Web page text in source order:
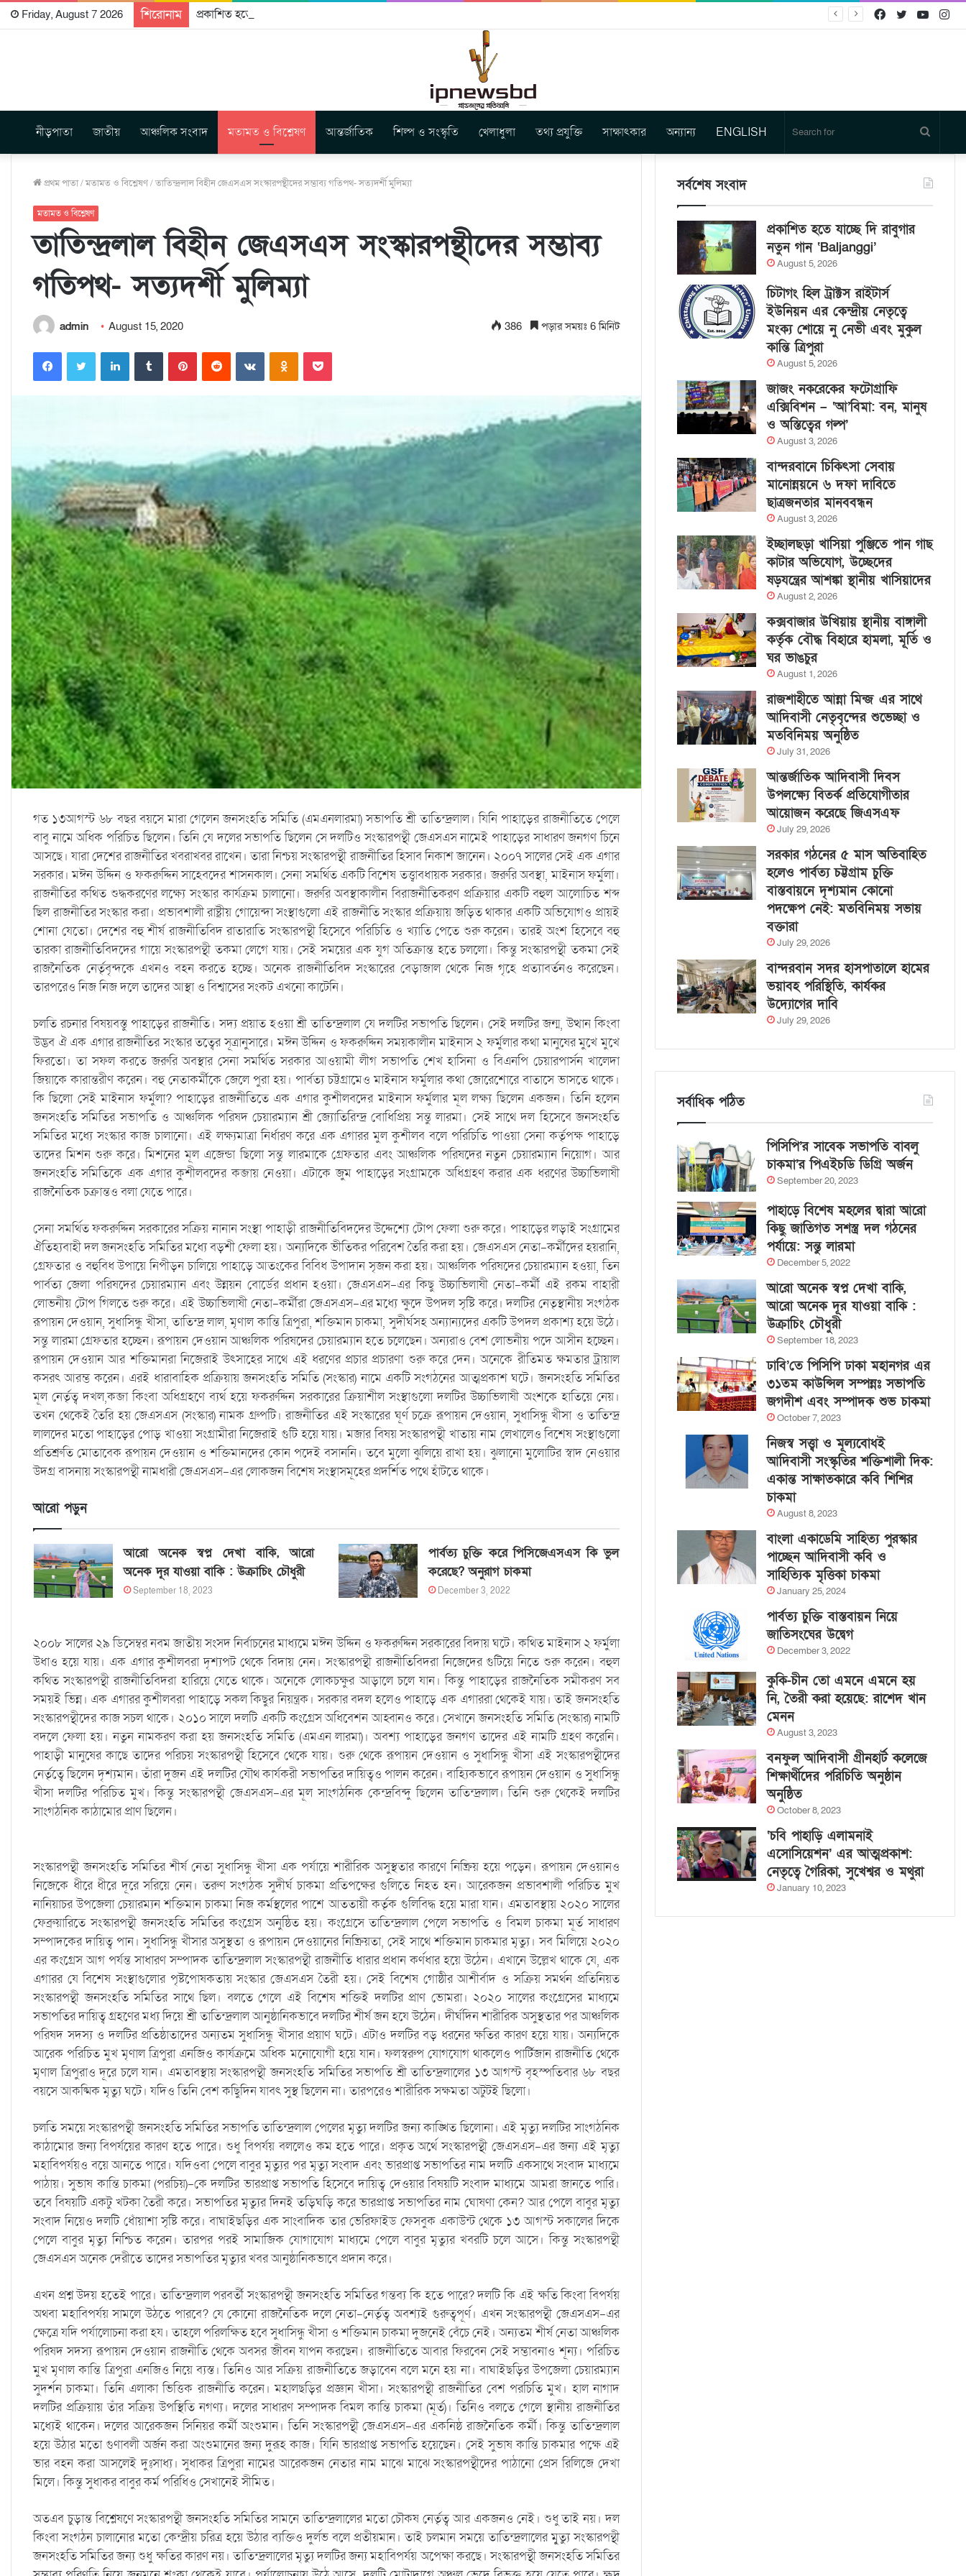
Friday, August 7 2026 শিরোনাম প্রকাশিত হতে যাচ্ছে দি রাবুগার নতুন গান ‘Baljanggi’ Twitter
Facebook
নীড়পাতা জাতীয় আঞ্চলিক সংবাদ মতামত ও বিশ্লেষণ আন্তর্জাতিক শিল্প ও সংস্কৃতি খেলাধুলা তথ্য প্রযুক্তি সাক্ষাৎকার অন্যান্য ENGLISH
for
প্রথম পাতা/মতামত ও বিশ্লেষণ/তাতিন্দ্রলাল বিহীন জেএসএস সংস্কারপন্থীদের সম্ভাব্য গতিপথ- সত্যদর্শী মুলিম্যা
মতামত ও বিশ্লেষণ
তাতিন্দ্রলাল বিহীন জেএসএস সংস্কারপন্থীদের সম্ভাব্য
গতিপথ- সত্যদর্শী মুলিম্যা
admin August 15, 2020 386 পড়ার সময়ঃ 6 মিনিট
গত ১৩আগস্ট ৬৮ বছর বয়সে মারা গেলেন জনসংহতি সমিতি (এমএনলারমা) সভাপতি শ্রী তাতিন্দ্রলাল। যিনি পাহাড়ের রাজনীতিতে পেলে
বাবু নামে অধিক পরিচিত ছিলেন। তিনি যে দলের সভাপতি ছিলেন সে দলটিও সংস্কারপন্থী জেএসএস নামেই পাহাড়ের সাধারণ জনগণ চিনে
আসছে। যারা দেশের রাজনীতির খবরাখবর রাখেন। তারা নিশ্চয় সংস্কারপন্থী রাজনীতির হিসাব নিকাশ জানেন। ২০০৭ সালের সেই এক এগার
সরকার। মঈন উদ্দিন ও ফকরুদ্দিন সাহেবদের শাসনকাল। সেনা সমর্থিত একটি বিশেষ তত্ত্বাবধায়ক সরকার। জরুরি অবস্থা, মাইনাস ফর্মুলা।
রাজনীতির কথিত শুদ্ধকরণের লক্ষ্যে সংস্কার কার্যক্রম চালানো। জরুরি অবস্থাকালীন বিরাজনীতিকরণ প্রক্রিয়ার একটি বহুল আলোচিত শব্দ
ছিল রাজনীতির সংস্কার করা। প্রভাবশালী রাষ্ট্রীয় গোয়েন্দা সংস্থাগুলো এই রাজনীতি সংস্কার প্রক্রিয়ায় জড়িত থাকার একটি অভিযোগও প্রায়ই
শোনা যেতো। দেশের বহু শীর্ষ রাজনীতিবিদ রাতারাতি সংস্কারপন্থী হিসেবে পরিচিতি ও খ্যাতি পেতে শুরু করেন। তারই অংশ হিসেবে বহু
তারকা রাজনীতিবিদদের গায়ে সংস্কারপন্থী তকমা লেগে যায়। সেই সময়ের এক যুগ অতিক্রান্ত হতে চললো। কিন্তু সংস্কারপন্থী তকমা সেই
রাজনৈতিক নের্তৃবৃন্দকে এখনও বহন করতে হচ্ছে। অনেক রাজনীতিবিদ সংস্কারের বেড়াজাল থেকে নিজ গৃহে প্রত্যাবর্তনও করেছেন।
তারপরেও নিজ নিজ দলে তাদের আস্থা ও বিশ্বাসের সংকট এখনো কাটেনি।
চলতি রচনার বিষয়বস্তু পাহাড়ের রাজনীতি। সদ্য প্রয়াত হওয়া শ্রী তাতিন্দ্রলাল যে দলটির সভাপতি ছিলেন। সেই দলটির জন্ম, উত্থান কিংবা
উদ্ভব ঐ এক এগার রাজনীতির সংস্কার তত্বের সূত্রানুসারে। মঈন উদ্দিন ও ফকরুদ্দিন সময়কালীন মাইনাস ২ ফর্মুলার কথা মানুষের মুখে মুখে
ফিরতো। তা সফল করতে জরুরি অবস্থার সেনা সমর্থিত সরকার আওয়ামী লীগ সভাপতি শেখ হাসিনা ও বিএনপি চেয়ারপার্সন খালেদা
জিয়াকে কারান্তরীণ করেন। বহু নেতাকর্মীকে জেলে পুরা হয়। পার্বত্য চট্টগ্রামেও মাইনাস ফর্মুলার কথা জোরেশোরে বাতাসে ভাসতে থাকে।
কি ছিলো সেই মাইনাস ফর্মুলা? পাহাড়ের রাজনীতিতে এক এগার কুশীলবদের মাইনাস ফর্মুলার মূল লক্ষ্য ছিলেন একজন। তিনি হলেন
জনসংহতি সমিতির সভাপতি ও আঞ্চলিক পরিষদ চেয়ারম্যান শ্রী জ্যোতিরিন্দ্র বোধিপ্রিয় সন্তু লারমা। সেই সাথে দল হিসেবে জনসংহতি
সমিতির মধ্যে সংস্কার কাজ চালানো। এই লক্ষ্যমাত্রা নির্ধারণ করে এক এগারর মুল কুশীলব বলে পরিচিতি পাওয়া সেনা কর্তৃপক্ষ পাহাড়ে
তাদের মিশন শুরু করে। মিশনের মূল এজেন্ডা ছিলো সন্তু লারমাকে গ্রেফতার এবং আঞ্চলিক পরিষদের নতুন চেয়ারম্যান নিয়োগ। আর
জনসংহতি সমিতিকে এক এগার কুশীলবদের কব্জায় নেওয়া। এটাকে জুম পাহাড়ের সংগ্রামকে অধিগ্রহণ করার এক ধরণের উচ্চাভিলাষী
রাজনৈতিক চক্রান্তও বলা যেতে পারে।
সেনা সমর্থিত ফকরুদ্দিন সরকারের সক্রিয় নানান সংস্থা পাহাড়ী রাজনীতিবিদদের উদ্দেশ্যে টোপ ফেলা শুরু করে। পাহাড়ের লড়াই সংগ্রামের
ঐতিহ্যবাহী দল জনসংহতি সমিতির মধ্যে বড়শী ফেলা হয়। অন্যদিকে ভীতিকর পরিবেশ তৈরি করা হয়। জেএসএস নেতা-কর্মীদের হয়রানি,
গ্রেফতার ও বহুবিধ উপায়ে নিপীড়ন চালিয়ে পাহাড়ে আতংকের বিবিধ উপাদান সৃজন করা হয়। আঞ্চলিক পরিষদের চেয়ারম্যান হওয়া, তিন
পার্বত্য জেলা পরিষদের চেয়ারম্যান এবং উন্নয়ন বোর্ডের প্রধান হওয়া। জেএসএস-এর কিছু উচ্চাভিলাষী নেতা-কর্মী এই রকম বাহারী
লোভনীয় টোপ গিলতে শুরু করে। এই উচ্চাভিলাষী নেতা-কর্মীরা জেএসএস-এর মধ্যে ক্ষুদে উপদল সৃষ্টি করে। দলটির নেতৃস্থানীয় সংগঠক
রূপায়ন দেওয়ান, সুধাসিন্ধু খীসা, তাতিন্দ্র লাল, মৃণাল কান্তি ত্রিপুরা, শক্তিমান চাকমা, সুদীর্ঘসহ অন্যান্যদের একটি উপদল প্রকাশ্য হয়ে উঠে।
সন্তু লারমা গ্রেফতার হচ্ছেন। রূপায়ন দেওয়ান আঞ্চলিক পরিষদের চেয়ারম্যান হতে চলেছেন। অন্যরাও বেশ লোভনীয় পদে আসীন হচ্ছেন।
রূপায়ন দেওয়ান আর শক্তিমানরা নিজেরাই উৎসাহের সাথে এই ধরণের প্রচার প্রচারণা শুরু করে দেন। অনেকে রীতিমত ক্ষমতার ট্রায়াল
কসরৎ আরম্ভ করেন। এরই ধারাবাহিক প্রক্রিয়ায় জনসংহতি সমিতি (সংস্কার) নামে একটি সংগঠনের আত্মপ্রকাশ ঘটে। জনসংহতি সমিতির
মূল নের্তৃত্ব দখল,কব্জা কিংবা অধিগ্রহণে ব্যর্থ হয়ে ফকরুদ্দিন সরকারের ক্রিয়াশীল সংস্থাগুলো দলটির উচ্চাভিলাষী অংশকে হাতিয়ে নেয়।
তখন থেকেই তৈরি হয় জেএসএস (সংস্কার) নামক গ্রুপটি। রাজনীতির এই সংস্কারের ঘূর্ণ চক্রে রূপায়ন দেওয়ান, সুধাসিন্ধু খীসা ও তাতিন্দ্র
লালদের মতো পাহাড়ের পোড় খাওয়া সংগ্রামীরা নিজেরাই গুটি হয়ে যায়। মজার বিষয় সংস্কারপন্থী খাতায় নাম লেখালেও বিশেষ সংস্থাগুলো
প্রতিশ্রুতি মোতাবেক রূপায়ন দেওয়ান ও শক্তিমানদের কোন পদেই বসাননি। তবে মুলো ঝুলিয়ে রাখা হয়। ঝুলানো মুলোটির স্বাদ নেওয়ার
উদগ্র বাসনায় সংস্কারপন্থী নামধারী জেএসএস-এর লোকজন বিশেষ সংস্থাসমূহের প্রদর্শিত পথে হাঁটতে থাকে।
আরো পড়ুন
আরো অনেক স্বপ্ন দেখা বাকি, আরো
অনেক দূর যাওয়া বাকি : উক্রাচিং চৌধুরী
September 18, 2023
পার্বত্য চুক্তি করে পিসিজেএসএস কি ভুল
করেছে? অনুরাগ চাকমা
December 3, 2022
২০০৮ সালের ২৯ ডিসেম্বর নবম জাতীয় সংসদ নির্বাচনের মাধ্যমে মঈন উদ্দিন ও ফকরুদ্দিন সরকারের বিদায় ঘটে। কথিত মাইনাস ২ ফর্মুলা
উধাও হয়ে যায়। এক এগার কুশীলবরা দৃশ্যপট থেকে বিদায় নেন। সংস্কারপন্থী রাজনীতিবিদরা নিজেদের গুটিয়ে নিতে শুরু করেন। বহুল
কথিত সংস্কারপন্থী রাজনীতিবিদরা হারিয়ে যেতে থাকে। অনেকে লোকচক্ষুর আড়ালে চলে যান। কিন্তু পাহাড়ের রাজনৈতিক সমীকরণ সব
সময়ই ভিন্ন। এক এগারর কুশীলবরা পাহাড়ে সকল কিছুর নিয়ন্ত্রক। সরকার বদল হলেও পাহাড়ে এক এগাররা থেকেই যায়। তাই জনসংহতি
সংস্কারপন্থীদের কাজ সচল থাকে। ২০১০ সালে দলটি একটি কংগ্রেস অধিবেশন আহ্বানও করে। সেখানে জনসংহতি সমিতি (সংস্কার) নামটি
বদলে ফেলা হয়। নতুন নামকরণ করা হয় জনসংহতি সমিতি (এমএন লারমা)। অবশ্য পাহাড়ের জনগণ তাদের এই নামটি গ্রহণ করেনি।
পাহাড়ী মানুষের কাছে তাদের পরিচয় সংস্কারপন্থী হিসেবে থেকে যায়। শুরু থেকে রূপায়ন দেওয়ান ও সুধাসিন্ধু খীসা এই সংস্কারপন্থীদের
নের্তৃত্বে ছিলেন দৃশ্যমান। তাঁরা দুজন এই দলটির যৌথ কার্যকরী সভাপতির দায়িত্বও পালন করেন। বাহ্যিকভাবে রূপায়ন দেওয়ান ও সুধাসিন্ধু
খীসা দলটির পরিচিত মুখ। কিন্তু সংস্কারপন্থী জেএসএস-এর মূল সাংগঠনিক কেন্দ্রবিন্দু ছিলেন তাতিন্দ্রলাল। তিনি শুরু থেকেই দলটির
সাংগঠনিক কাঠামোর প্রাণ ছিলেন।
সংস্কারপন্থী জনসংহতি সমিতির শীর্ষ নেতা সুধাসিন্ধু খীসা এক পর্যায়ে শারীরিক অসুস্থতার কারণে নিষ্ক্রিয় হয়ে পড়েন। রূপায়ন দেওয়ানও
নিজেকে ধীরে ধীরে দূরে সরিয়ে নেন। তরুণ সংগঠক সুদীর্ঘ চাকমা প্রতিপক্ষের গুলিতে নিহত হন। আরেকজন প্রভাবশালী পরিচিত মুখ
নানিয়াচর উপজেলা চেয়ারম্যন শক্তিমান চাকমা নিজ কর্মস্থলের পাশে আততায়ী কর্তৃক গুলিবিদ্ধ হয়ে মারা যান। এমতাবস্থায় ২০২০ সালের
ফেব্রুয়ারিতে সংস্কারপন্থী জনসংহতি সমিতির কংগ্রেস অনুষ্ঠিত হয়। কংগ্রেসে তাতিন্দ্রলাল পেলে সভাপতি ও বিমল চাকমা মূর্ত সাধারণ
সম্পাদকের দায়িত্ব পান। সুধাসিন্ধু খীসার অসুস্থতা ও রূপায়ন দেওয়ানের নিষ্ক্রিয়তা, সেই সাথে শক্তিমান চাকমার মৃত্যু। সব মিলিয়ে ২০২০
এর কংগ্রেস আগ পর্যন্ত সাধারণ সম্পাদক তাতিন্দ্রলাল সংস্কারপন্থী রাজনীতি ধারার প্রধান কর্ণধার হয়ে উঠেন। এখানে উল্লেখ থাকে যে, এক
এগারর যে বিশেষ সংস্থাগুলোর পৃষ্টপোষকতায় সংস্কার জেএসএস তৈরী হয়। সেই বিশেষ গোষ্ঠীর আশীর্বাদ ও সক্রিয় সমর্থন প্রতিনিয়ত
সংস্কারপন্থী জনসংহতি সমিতির সাথে ছিল। বলতে গেলে এই বিশেষ শক্তিই দলটির প্রাণ ভোমরা। ২০২০ সালের কংগ্রেসের মাধ্যমে
সভাপতির দায়িত্ব গ্রহণের মধ্য দিয়ে শ্রী তাতিন্দ্রলাল আনুষ্ঠানিকভাবে দলটির শীর্ষ জন হযে উঠেন। দীর্ঘদিন শারীরিক অসুস্থতার পর আঞ্চলিক
পরিষদ সদস্য ও দলটির প্রতিষ্ঠাতাদের অন্যতম সুধাসিন্ধু খীসার প্রয়াণ ঘটে। এটাও দলটির বড় ধরনের ক্ষতির কারণ হয়ে যায়। অন্যদিকে
আরেক পরিচিত মুখ মৃণাল ত্রিপুরা এনজিও কার্যক্রমে অধিক মনোযোগী হয়ে যান। ফলস্বরুপ যোগযোগ থাকলেও পার্টিজান রাজনীতি থেকে
মৃণাল ত্রিপুরাও দূরে চলে যান। এমতাবস্থায় সংস্কারপন্থী জনসংহতি সমিতির সভাপতি শ্রী তাতিন্দ্রলালের ১৩ আগস্ট বৃহস্পতিবার ৬৮ বছর
বয়সে আকষ্মিক মৃত্যু ঘটে। যদিও তিনি বেশ কছিুদিন যাবৎ সুস্থ ছিলেন না। তারপরেও শারীরিক সক্ষমতা অটুটই ছিলো।
চলতি সময়ে সংস্কারপন্থী জনসংহতি সমিতির সভাপতি তাতিন্দ্রলাল পেলের মৃত্যু দলটির জন্য কাঙ্খিত ছিলোনা। এই মৃত্যু দলটির সাংগঠনিক
কাঠামোর জন্য বিপর্যয়ের কারণ হতে পারে। শুধু বিপর্যয় বললেও কম হতে পারে। প্রকৃত অর্থে সংস্কারপন্থী জেএসএস-এর জন্য এই মৃত্যু
মহাবিপর্যয়ও বয়ে আনতে পারে। যদিওবা পেলে বাবুর মৃত্যুর পর মৃত্যু সংবাদ এবং ভারপ্রাপ্ত সভাপতির নাম দলটি একসাথে সংবাদ মাধ্যমে
পাঠায়। সুভাষ কান্তি চাকমা (পরচিয়)-কে দলটির ভারপ্রাপ্ত সভাপতি হিসেবে দায়িত্ব দেওয়ার বিষয়টি সংবাদ মাধ্যমে আমরা জানতে পারি।
তবে বিষয়টি একটু খটকা তৈরী করে। সভাপতির মৃত্যুর দিনই তড়িঘড়ি করে ভারপ্রাপ্ত সভাপতির নাম ঘোষণা কেন? আর পেলে বাবুর মৃত্যু
সংবাদ নিয়েও দলটি ধোঁয়াশা সৃষ্টি করে। বাঘাইছড়ির এক সাংবাদিক তার ভেরিফাইড ফেসবুক একাউন্ট থেকে ১৩ আগস্ট সকালের দিকে
পেলে বাবুর মৃত্যু নিশ্চিত করেন। তারপর পরই সামাজিক যোগাযোগ মাধ্যমে পেলে বাবুর মৃত্যুর খবরটি চলে আসে। কিন্তু সংস্কারপন্থী
জেএসএস অনেক দেরীতে তাদের সভাপতির মৃত্যুর খবর আনুষ্ঠানিকভাবে প্রদান করে।
এখন প্রশ্ন উদয় হতেই পারে। তাতিন্দ্রলাল পরবর্তী সংস্কারপন্থী জনসংহতি সমিতির গন্তব্য কি হতে পারে? দলটি কি এই ক্ষতি কিংবা বিপর্যয়
অথবা মহাবিপর্যয় সামলে উঠতে পারবে? যে কোনো রাজনৈতিক দলে নেতা-নের্তৃত্ব অবশ্যই গুরুত্বপূর্ণ। এখন সংস্কারপন্থী জেএসএস-এর
ক্ষেত্রে যদি পর্যালোচনা করা হয। তাহলে পরিলক্ষিত হবে সুধাসিন্ধু খীসা ও শক্তিমান চাকমা দুজনেই বেঁচে নেই। অন্যতম শীর্ষ নেতা আঞ্চলিক
পরিষদ সদস্য রূপায়ন দেওয়ান রাজনীতি থেকে অবসর জীবন যাপন করছেন। রাজনীতিতে আবার ফিরবেন সেই সম্ভাবনাও শূন্য। পরিচিত
মুখ মৃণাল কান্তি ত্রিপুরা এনজিও নিয়ে ব্যস্ত। তিনিও আর সক্রিয় রাজনীতিতে জড়াবেন বলে মনে হয় না। বাঘাইছড়ির উপজেলা চেয়ারম্যান
সুদর্শন চাকমা। তিনি এলাকা ভিত্তিক রাজনীতি করেন। মহালছড়ির প্রজ্ঞান খীসা। সংস্কারপন্থী রাজনীতির বেশ পরচিতি মুখ। হাল নাগাদ
দলটির প্রক্রিয়ায় তাঁর সক্রিয় উপস্থিতি নগণ্য। দলের সাধারণ সম্পাদক বিমল কান্তি চাকমা (মূর্ত)। তিনিও বলতে গেলে স্থানীয় রাজনীতির
মধ্যেই থাকেন। দলের আরেকজন সিনিয়র কর্মী অংশুমান। তিনি সংস্কারপন্থী জেএসএস-এর একনিষ্ঠ রাজনৈতিক কর্মী। কিন্তু তাতিন্দ্রলাল
হয়ে উঠার মতো গুণাবলী অর্জন করা অংশুমানের জন্য দুরূহ কাজ। যিনি ভারপ্রাপ্ত সভাপতি হয়েছেন। সেই সুভাষ কান্তি চাকমার পক্ষে এই
ভার বহন করা আসলেই দুঃসাধ্য। সুধাকর ত্রিপুরা নামের আরেকজন নেতার নাম মাঝে মাঝে সংস্কারপন্থীদের পাঠানো প্রেস রিলিজে দেখা
মিলে। কিন্তু সুধাকর বাবুর কর্ম পরিধিও সেখানেই সীমিত।
অতএব চুড়ান্ত বিশ্লেষণে সংস্কারপন্থী জনসংহতি সমিতির সামনে তাতিন্দ্রলালের মতো চৌকষ নের্তৃত্ব আর একজনও নেই। শুধু তাই নয়। দল
কিংবা সংগঠন চালানোর মতো কেন্দ্রীয় চরিত্র হয়ে উঠার ব্যক্তিও দুর্লভ বলে প্রতীয়মান। তাই চলমান সময়ে তাতিন্দ্রলালের মৃুত্যু সংস্কারপন্থী
জনসংহতি সমিতির জন্য শুধু ক্ষতির কারণ নয়। তাতিন্দ্রলালের মৃত্যু দলটির জন্য মহাবিপর্যয় অপেক্ষা করছে। সংস্কারপন্থী জনসংহতি সমিতির
সর্বশেষ সংবাদ
প্রকাশিত হতে যাচ্ছে দি রাবুগার
নতুন গান ‘Baljanggi’
August 5, 2026
চিটাগং হিল ট্রাক্টস রাইটার্স
ইউনিয়ন এর কেন্দ্রীয় নেতৃত্বে
মংক্য শোয়ে নু নেভী এবং মুকুল
কান্তি ত্রিপুরা
August 5, 2026
জাজং নকরেকের ফটোগ্রাফি
এক্সিবিশন – ‘আ’বিমা: বন, মানুষ
ও অস্তিত্বের গল্প’
August 3, 2026
বান্দরবানে চিকিৎসা সেবায়
মানোন্নয়নে ৬ দফা দাবিতে
ছাত্রজনতার মানববন্ধন
August 3, 2026
ইচ্ছালছড়া খাসিয়া পুঞ্জিতে পান গাছ
কাটার অভিযোগ, উচ্ছেদের
ষড়যন্ত্রের আশঙ্কা স্থানীয় খাসিয়াদের
August 2, 2026
কক্সবাজার উখিয়ায় স্থানীয় বাঙ্গালী
কর্তৃক বৌদ্ধ বিহারে হামলা, মূর্তি ও
ঘর ভাঙচুর
August 1, 2026
রাজশাহীতে আন্না মিন্জ এর সাথে
আদিবাসী নেতৃবৃন্দের শুভেচ্ছা ও
মতবিনিময় অনুষ্ঠিত
July 31, 2026
আন্তর্জাতিক আদিবাসী দিবস
উপলক্ষ্যে বিতর্ক প্রতিযোগীতার
আয়োজন করেছে জিএসএফ
July 29, 2026
সরকার গঠনের ৫ মাস অতিবাহিত
হলেও পার্বত্য চট্টগ্রাম চুক্তি
বাস্তবায়নে দৃশ্যমান কোনো
পদক্ষেপ নেই: মতবিনিময় সভায়
বক্তারা
July 29, 2026
বান্দরবান সদর হাসপাতালে হামের
ভয়াবহ পরিস্থিতি, কার্যকর
উদ্যোগের দাবি
July 29, 2026
সর্বাধিক পঠিত
পিসিপি’র সাবেক সভাপতি বাবলু
চাকমা’র পিএইচডি ডিগ্রি অর্জন
September 20, 2023
পাহাড়ে বিশেষ মহলের দ্বারা আরো
কিছু জাতিগত সশস্ত্র দল গঠনের
পর্যায়ে: সন্তু লারমা
December 5, 2022
আরো অনেক স্বপ্ন দেখা বাকি,
আরো অনেক দূর যাওয়া বাকি :
উক্রাচিং চৌধুরী
September 18, 2023
ঢাবি’তে পিসিপি ঢাকা মহানগর এর
৩১তম কাউন্সিল সম্পন্নঃ সভাপতি
জগদীশ এবং সম্পাদক শুভ চাকমা
October 7, 2023
নিজস্ব সত্ত্বা ও মূল্যবোধই
আদিবাসী সংস্কৃতির শক্তিশালী দিক:
একান্ত সাক্ষাতকারে কবি শিশির
চাকমা
August 8, 2023
বাংলা একাডেমি সাহিত্য পুরস্কার
পাচ্ছেন আদিবাসী কবি ও
সাহিত্যিক মৃত্তিকা চাকমা
January 25, 2024
পার্বত্য চুক্তি বাস্তবায়ন নিয়ে
জাতিসংঘের উদ্বেগ
December 3, 2022
কুকি-চীন তো এমনে এমনে হয়
নি, তৈরী করা হয়েছে: রাশেদ খান
মেনন
August 3, 2023
বনফুল আদিবাসী গ্রীনহার্ট কলেজে
শিক্ষার্থীদের পরিচিতি অনুষ্ঠান
অনুষ্ঠিত
October 8, 2023
‘চবি পাহাড়ি এলামনাই
এসোসিয়েশন’ এর আত্মপ্রকাশ:
নেতৃত্বে গৈরিকা, সুখেশ্বর ও মথুরা
January 10, 2023